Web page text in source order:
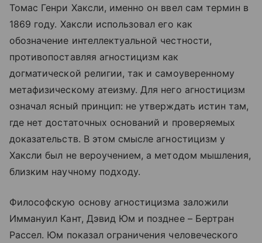
Томас Генри Хаксли, именно он ввел сам термин в
1869 году. Хаксли использовал его как
обозначение интеллектуальной честности,
противопоставляя агностицизм как
догматической религии, так и самоуверенному
метафизическому атеизму. Для него агностицизм
означал ясный принцип: не утверждать истин там,
где нет достаточных оснований и проверяемых
доказательств. В этом смысле агностицизм у
Хаксли был не вероучением, а методом мышления,
близким научному подходу.
Философскую основу агностицизма заложили
Иммануил Кант, Дэвид Юм и позднее – Бертран
Рассел. Юм показал ограничения человеческого